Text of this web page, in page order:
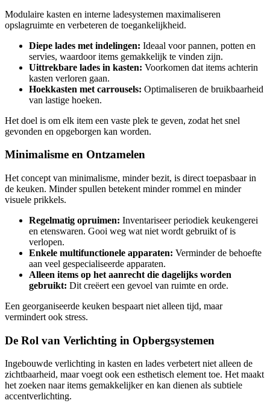
Modulaire kasten en interne ladesystemen maximaliseren
opslagruimte en verbeteren de toegankelijkheid.
Diepe lades met indelingen: Ideaal voor pannen, potten en
servies, waardoor items gemakkelijk te vinden zijn.
Uittrekbare lades in kasten: Voorkomen dat items achterin
kasten verloren gaan.
Hoekkasten met carrousels: Optimaliseren de bruikbaarheid
van lastige hoeken.
Het doel is om elk item een vaste plek te geven, zodat het snel
gevonden en opgeborgen kan worden.
Minimalisme en Ontzamelen
Het concept van minimalisme, minder bezit, is direct toepasbaar in
de keuken. Minder spullen betekent minder rommel en minder
visuele prikkels.
Regelmatig opruimen: Inventariseer periodiek keukengerei
en etenswaren. Gooi weg wat niet wordt gebruikt of is
verlopen.
Enkele multifunctionele apparaten: Verminder de behoefte
aan veel gespecialiseerde apparaten.
Alleen items op het aanrecht die dagelijks worden
gebruikt: Dit creëert een gevoel van ruimte en orde.
Een georganiseerde keuken bespaart niet alleen tijd, maar
vermindert ook stress.
De Rol van Verlichting in Opbergsystemen
Ingebouwde verlichting in kasten en lades verbetert niet alleen de
zichtbaarheid, maar voegt ook een esthetisch element toe. Het maakt
het zoeken naar items gemakkelijker en kan dienen als subtiele
accentverlichting.